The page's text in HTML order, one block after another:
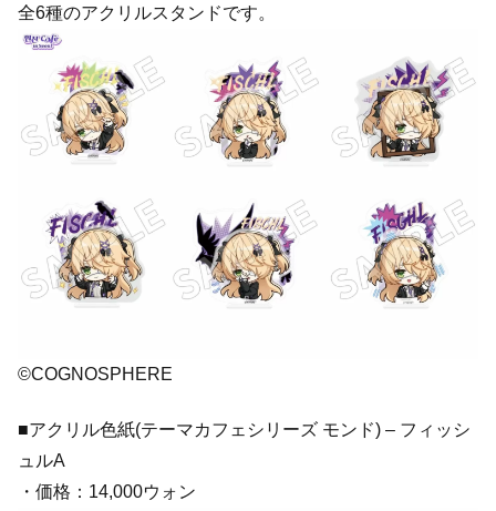
全6種のアクリルスタンドです。
©COGNOSPHERE
■アクリル色紙(テーマカフェシリーズ モンド) – フィッシ
ュルA
・価格：14,000ウォン